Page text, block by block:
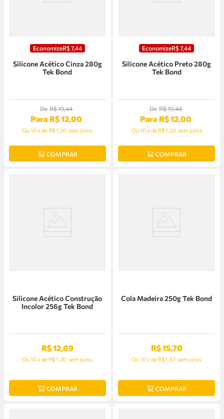
EconomizeR$7,44
Silicone Acético Cinza 280g
Tek Bond
De R$19,44
Para R$12,00
Ou10xde R$ 1,20 sem juros
COMPRAR
EconomizeR$7,44
Silicone Acético Preto 280g
Tek Bond
De R$19,44
Para R$12,00
Ou10xde R$ 1,20 sem juros
COMPRAR
Silicone Acético Construção
Incolor 256g Tek Bond
R$12,09
Ou10xde R$ 1,20 sem juros
COMPRAR
Cola Madeira 250g Tek Bond
R$15,70
Ou10xde R$ 1,57 sem juros
COMPRAR